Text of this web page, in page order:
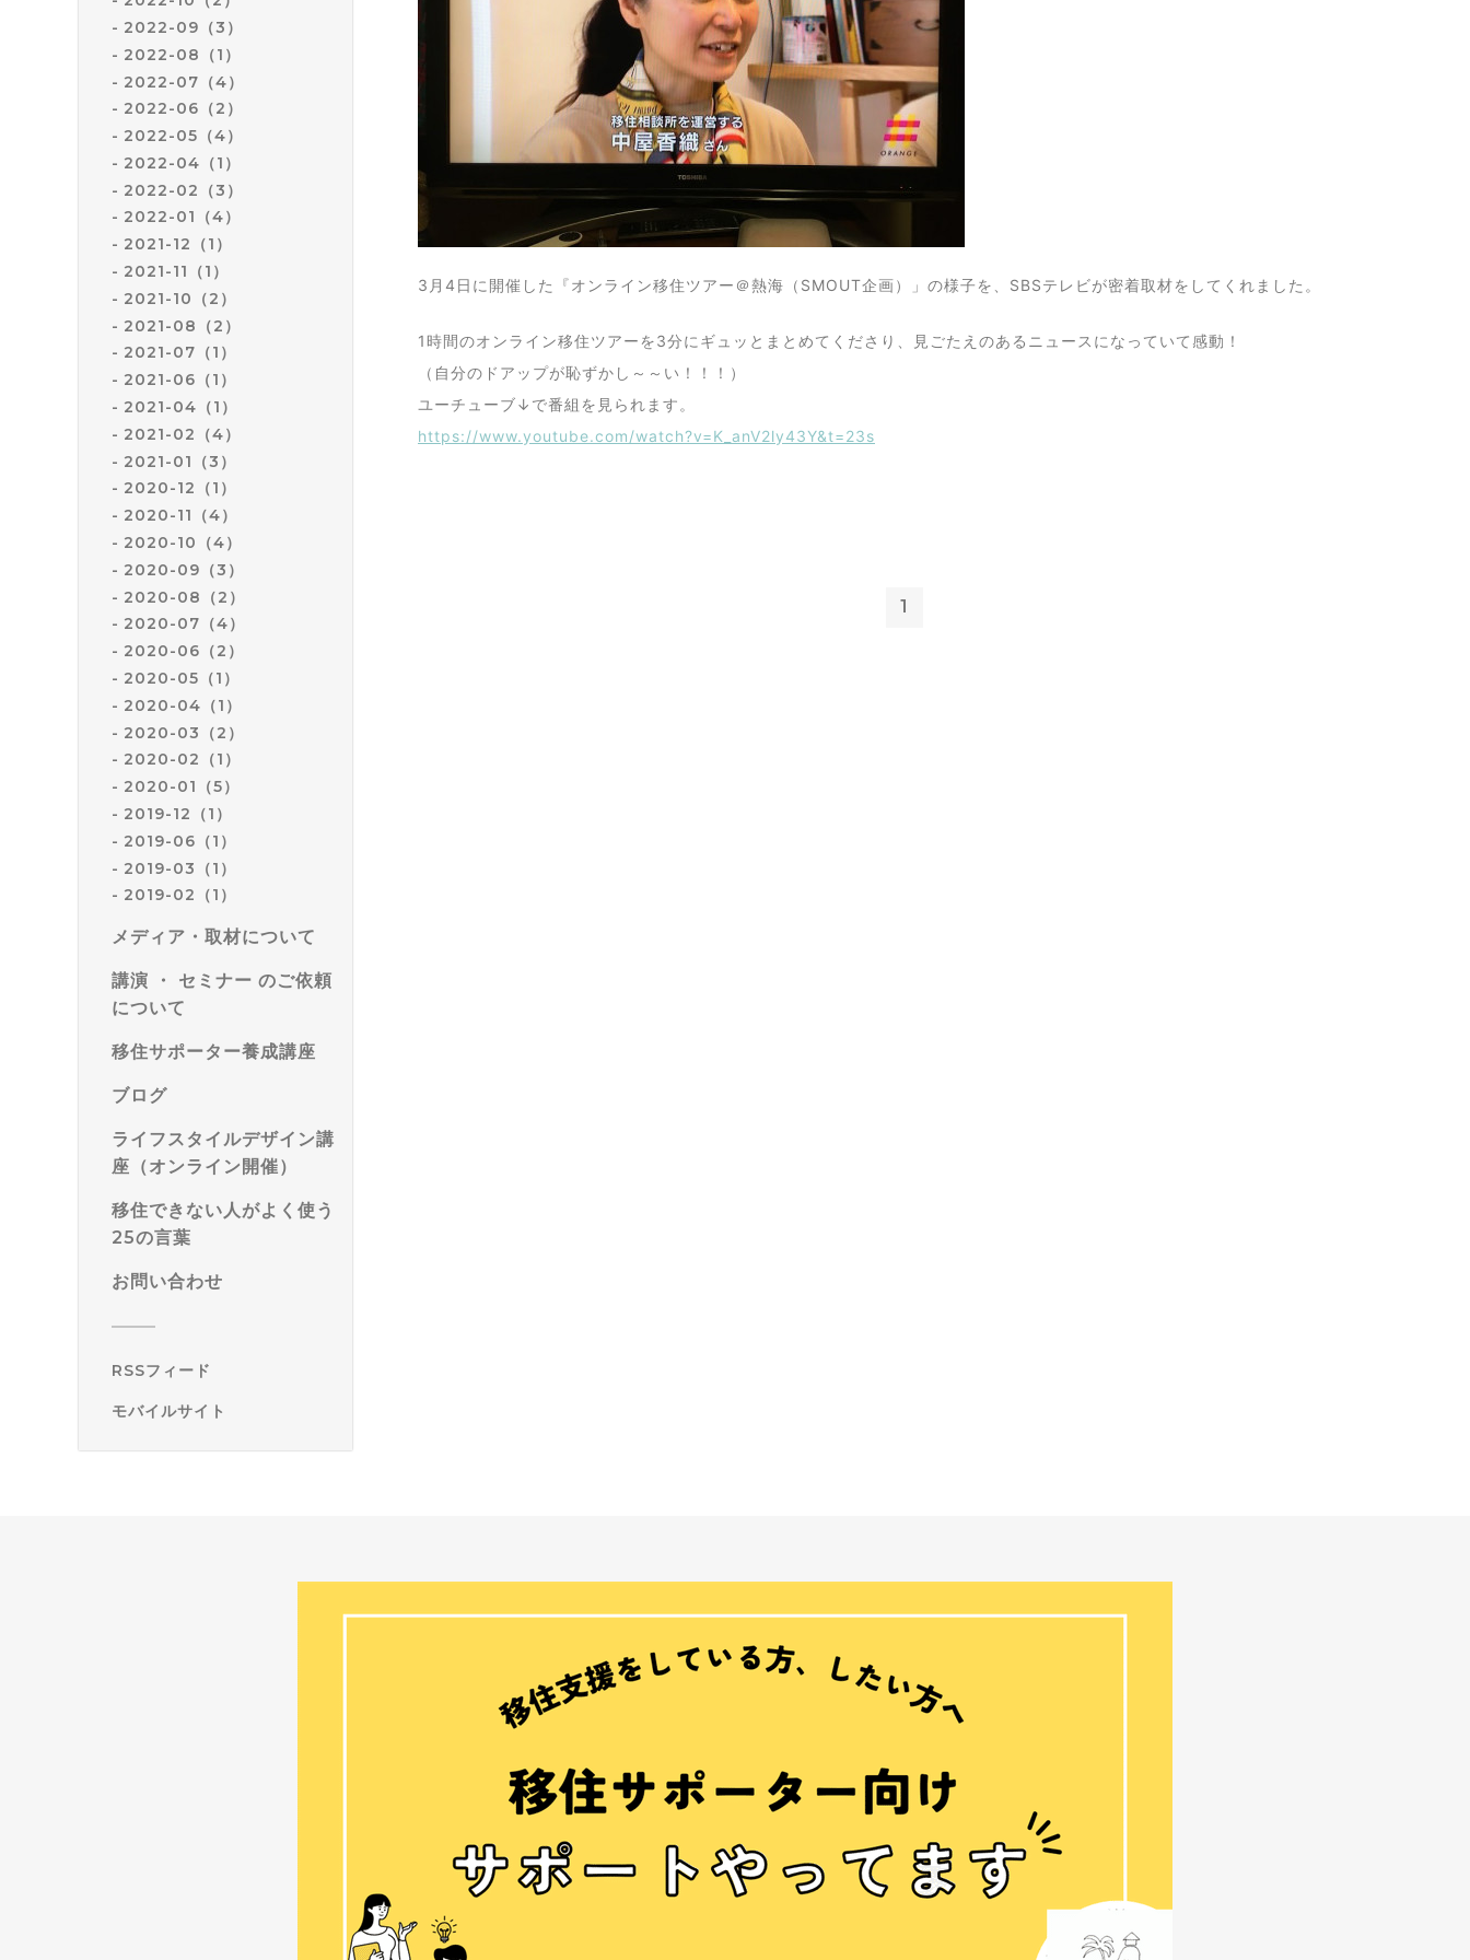
2022-09（3）
2022-08（1）
2022-07（4）
2022-06（2）
2022-05（4）
2022-04（1）
2022-02（3）
2022-01（4）
2021-12（1）
2021-11（1）
2021-10（2）
2021-08（2）
2021-07（1）
2021-06（1）
2021-04（1）
2021-02（4）
2021-01（3）
2020-12（1）
2020-11（4）
2020-10（4）
2020-09（3）
2020-08（2）
2020-07（4）
2020-06（2）
2020-05（1）
2020-04（1）
2020-03（2）
2020-02（1）
2020-01（5）
2019-12（1）
2019-06（1）
2019-03（1）
2019-02（1）
メディア・取材について
講演 ・ セミナー のご依頼
について
移住サポーター養成講座
ブログ
ライフスタイルデザイン講
座（オンライン開催）
移住できない人がよく使う
25の言葉
お問い合わせ
RSSフィード
モバイルサイト
3月4日に開催した『オンライン移住ツアー＠熱海（SMOUT企画）」の様子を、SBSテレビが密着取材をしてくれました。
1時間のオンライン移住ツアーを3分にギュッとまとめてくださり、見ごたえのあるニュースになっていて感動！
（自分のドアップが恥ずかし～～い！！！）
ユーチューブ↓で番組を見られます。
https://www.youtube.com/watch?v=K_anV2ly43Y&t=23s
1